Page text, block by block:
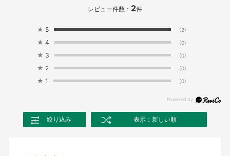
レビュー件数： 2件
★ 5 (2)
★ 4 (0)
★ 3 (0)
★ 2 (0)
★ 1 (0)
絞り込み 表示：新しい順